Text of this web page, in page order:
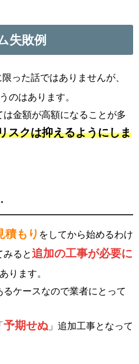
失敗例
限った話ではありませんが、
のはあります。
金額が高額になることが多
スクは抑えるようにしま
積もり をしてから始めるわけ
みると追加の工事が必要に
ります。
ケースなので業者にとって
予期せぬ 」追加工事となって